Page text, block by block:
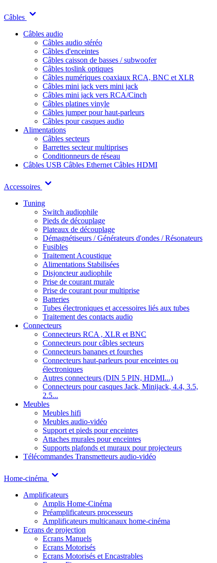
Câbles
Câbles audio
Câbles audio stéréo
Câbles d'enceintes
Câbles caisson de basses / subwoofer
Câbles toslink optiques
Câbles numériques coaxiaux RCA, BNC et XLR
Câbles mini jack vers mini jack
Câbles mini jack vers RCA/Cinch
Câbles platines vinyle
Câbles jumper pour haut-parleurs
Câbles pour casques audio
Alimentations
Câbles secteurs
Barrettes secteur multiprises
Conditionneurs de réseau
Câbles USB Câbles Ethernet Câbles HDMI
Accessoires
Tuning
Switch audiophile
Pieds de découplage
Plateaux de découplage
Démagnétiseurs / Générateurs d'ondes / Résonateurs
Fusibles
Traitement Acoustique
Alimentations Stabilisées
Disjoncteur audiophile
Prise de courant murale
Prise de courant pour multiprise
Batteries
Tubes électroniques et accessoires liés aux tubes
Traitement des contacts audio
Connecteurs
Connecteurs RCA , XLR et BNC
Connecteurs pour câbles secteurs
Connecteurs bananes et fourches
Connecteurs haut-parleurs pour enceintes ou
électroniques
Autres connecteurs (DIN 5 PIN, HDMI...)
Connecteurs pour casques Jack, Minijack, 4.4, 3.5,
2.5...
Meubles
Meubles hifi
Meubles audio-vidéo
Support et pieds pour enceintes
Attaches murales pour enceintes
Supports plafonds et muraux pour projecteurs
Télécommandes Transmetteurs audio-vidéo
Home-cinéma
Amplificateurs
Amplis Home-Cinéma
Préamplificateurs processeurs
Amplificateurs multicanaux home-cinéma
Ecrans de projection
Ecrans Manuels
Ecrans Motorisés
Ecrans Motorisés et Encastrables